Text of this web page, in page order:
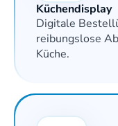
Küchendisplay
Digitale
reibungslose
Küche.